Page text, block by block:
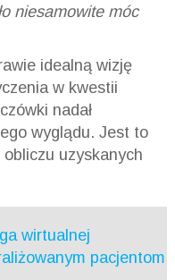
niesamowite móc
idealną wizję
w kwestii
nadał
wyglądu. Jest to
uzyskanych
wirtualnej
pacjentom